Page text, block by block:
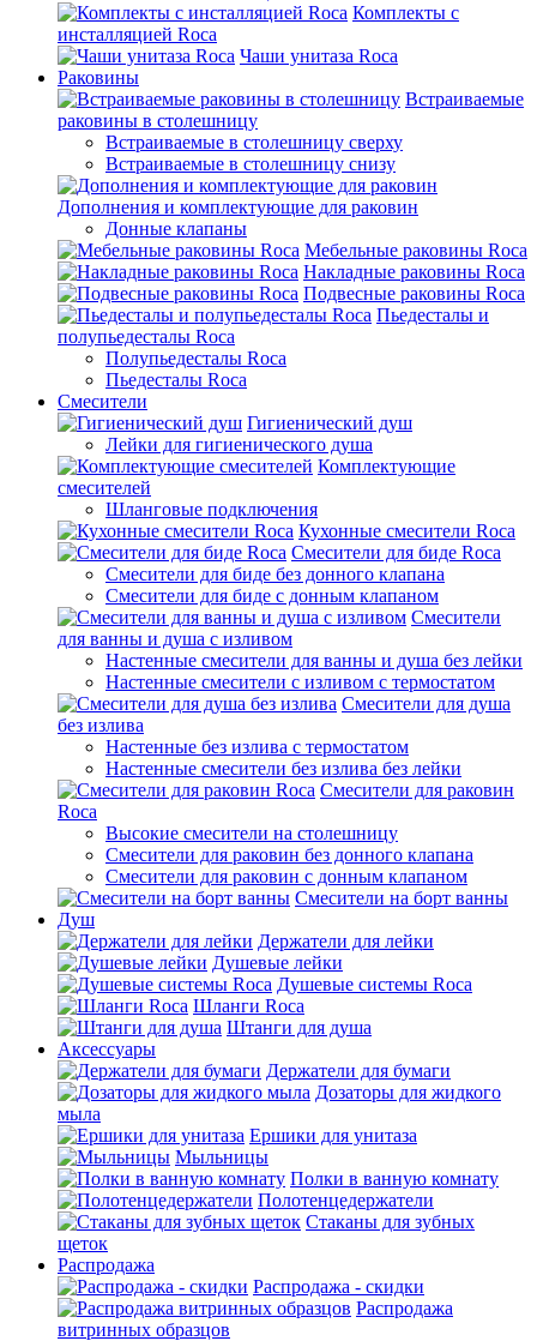
Комплекты с
инсталляцией Roca
Чаши унитаза Roca
Раковины
Встраиваемые
раковины в столешницу
Встраиваемые в столешницу сверху
Встраиваемые в столешницу снизу
Дополнения и комплектующие для раковин
Донные клапаны
Мебельные раковины Roca
Накладные раковины Roca
Подвесные раковины Roca
Пьедесталы и
полупьедесталы Roca
Полупьедесталы Roca
Пьедесталы Roca
Смесители
Гигиенический душ
Лейки для гигиенического душа
Комплектующие
смесителей
Шланговые подключения
Кухонные смесители Roca
Смесители для биде Roca
Смесители для биде без донного клапана
Смесители для биде с донным клапаном
Смесители
для ванны и душа с изливом
Настенные смесители для ванны и душа без лейки
Настенные смесители с изливом c термостатом
Смесители для душа
без излива
Настенные без излива с термостатом
Настенные смесители без излива без лейки
Смесители для раковин
Roca
Высокие смесители на столешницу
Смесители для раковин без донного клапана
Смесители для раковин с донным клапаном
Смесители на борт ванны
Душ
Держатели для лейки
Душевые лейки
Душевые системы Roca
Шланги Roca
Штанги для душа
Аксессуары
Держатели для бумаги
Дозаторы для жидкого
мыла
Ершики для унитаза
Мыльницы
Полки в ванную комнату
Полотенцедержатели
Стаканы для зубных
щеток
Распродажа
Распродажа - скидки
Распродажа
витринных образцов